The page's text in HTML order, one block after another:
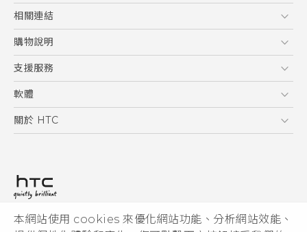
本網站使用 cookies 來優化網站功能、分析網站效能、
User manual
5G
智慧型手機
配件
相關連結
HTC Research
購物說明
購物須知
訂單管理
付款方式
支援服務
到府收送維修服務
服務中心資訊
客戶服務佈告欄
軟體
應用程式
HTC Sync Manager
關於 HTC
投資人
隱私權政策
© 2011-2026 HTC Corporation